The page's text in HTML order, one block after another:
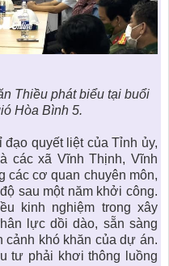
Thiều phát biểu tại buổi
Hòa Bình 5.
quyết liệt của Tỉnh ủy,
các xã Vĩnh Thịnh, Vĩnh
các cơ quan chuyên môn,
sau một năm khởi công.
kinh nghiệm trong xây
lực dồi dào, sẵn sàng
cảnh khó khăn của dự án.
tư phải khơi thông luồng